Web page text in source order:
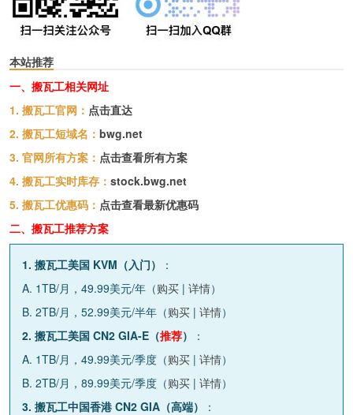
本站推荐
一、搬瓦工相关网址
1. 搬瓦工官网： 点击直达
2. 搬瓦工短域名： bwg.net
3. 官网所有方案： 点击查看所有方案
4. 搬瓦工实时库存： stock.bwg.net
5. 搬瓦工优惠码： 点击查看最新优惠码
二、搬瓦工推荐方案
1. 搬瓦工美国 KVM（入门）
：
A. 1TB/月，49.99美元/年（购买 | 详情）
B. 2TB/月，52.99美元/半年（购买 | 详情）
2. 搬瓦工美国 CN2 GIA-E（推荐）
：
A. 1TB/月，49.99美元/季度（购买 | 详情）
B. 2TB/月，89.99美元/季度（购买 | 详情）
3. 搬瓦工中国香港 CN2 GIA（高端）
：